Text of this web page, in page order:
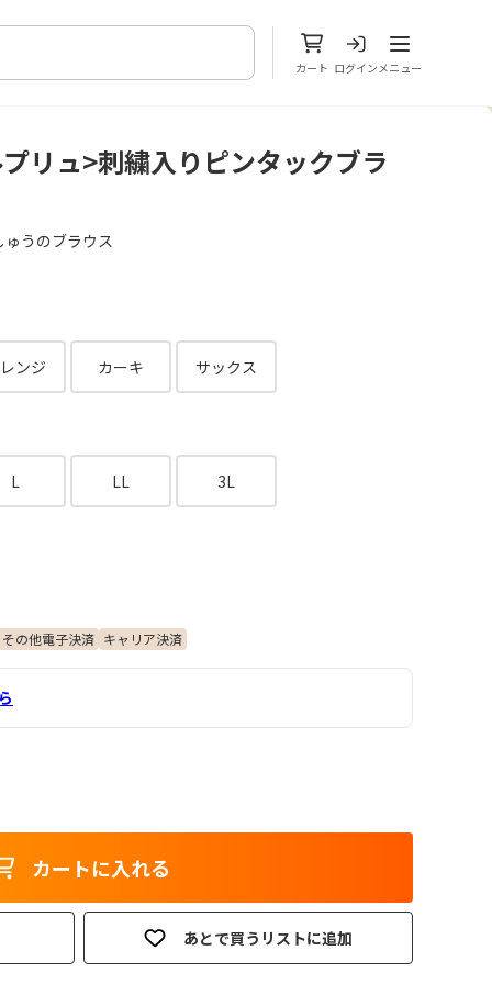
カート ログイン
メニューを開
メニュー
リュ>刺繍入りピンタックブラ
うのブラウス
ンジ カーキ サックス
L LL 3L
その他電子決済 キャリア決済
カートに入れる
あとで買うリストに追加